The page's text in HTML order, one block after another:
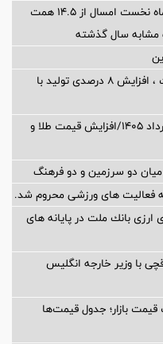
حق بیمه تولیدی بیمه ملت در چهار ماه نخست امسال از 14.5 همت
فولاد بافت رکورد تولید خود را شکست ، افزایش 8 درصدی تولید با
قیمت طلا و سکه امروز سه‌شنبه ۶ مرداد ۱۴۰۵/افزایش قیمت طلا و
میان دو سرزمین و دو فرهنگ
فعالیت های ورزشی محروم شد.
بانك ملت در پایانه های
با وزیر خارجه انگلیس
بازار؛ جدول قیمت‌ها